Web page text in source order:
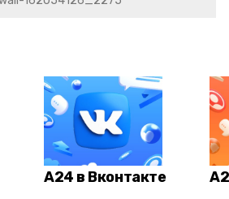
А24 в Вконтакте